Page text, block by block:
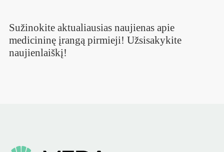
Sužinokite aktualiausias naujienas apie
medicininę įrangą pirmieji! Užsisakykite
naujienlaiškį!